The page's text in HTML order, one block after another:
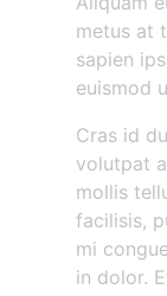
metus at
sapien
euismod
Cras id
volutpat
mollis
facilisis,
mi
in dolor.